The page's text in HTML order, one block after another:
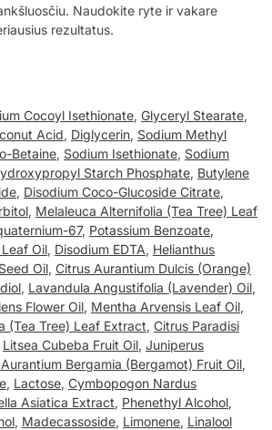
Naudokite ryte ir vakare
rezultatus.
Cocoyl Isethionate, Glyceryl Stearate,
Acid, Diglycerin, Sodium Methyl
Betaine, Sodium Isethionate, Sodium
Starch Phosphate, Butylene
, Disodium Coco-Glucoside Citrate,
, Melaleuca Alternifolia (Tea Tree) Leaf
67, Potassium Benzoate,
Oil, Disodium EDTA, Helianthus
Oil, Citrus Aurantium Dulcis (Orange)
, Lavandula Angustifolia (Lavender) Oil,
Flower Oil, Mentha Arvensis Leaf Oil,
(Tea Tree) Leaf Extract, Citrus Paradisi
Litsea Cubeba Fruit Oil, Juniperus
Bergamia (Bergamot) Fruit Oil,
, Lactose, Cymbopogon Nardus
Asiatica Extract, Phenethyl Alcohol,
, Madecassoside, Limonene, Linalool